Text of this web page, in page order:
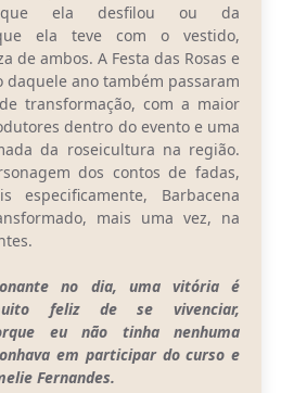
ela desfilou ou da
que ela teve com o vestido,
de ambos. A Festa das Rosas e
ano também passaram
transformação, com a maior
dentro do evento e uma
da roseicultura na região.
dos contos de fadas,
especificamente, Barbacena
mais uma vez, na
no dia, uma vitória é
feliz de se vivenciar,
eu não tinha nenhuma
em participar do curso e
Fernandes.